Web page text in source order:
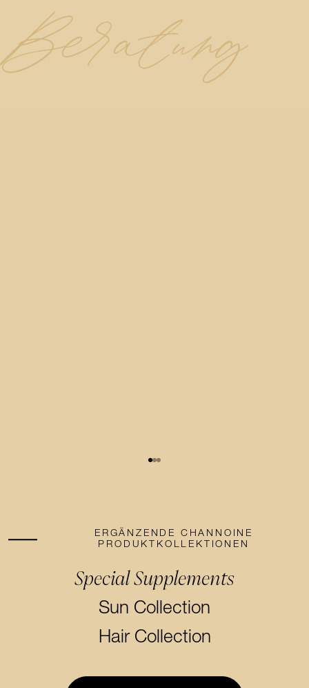
ERGÄNZENDE CHANNOINE
PRODUKTKOLLEKTIONEN
Special Supplements
Special Supplements
Sun Collection
Sun Collection
Hair Collection